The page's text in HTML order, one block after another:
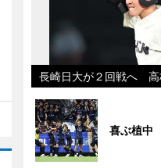
長崎日大が２回戦へ 高
喜ぶ植中